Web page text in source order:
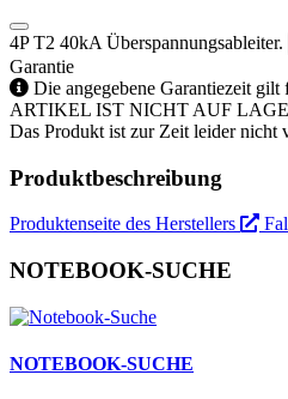
4P T2 40kA Überspannungsableiter.
Garantie
Die angegebene Garantiezeit gilt
ARTIKEL IST NICHT AUF
Das Produkt ist zur Zeit leider nicht
Produktbeschreibung
Produktenseite des Herstellers
NOTEBOOK-SUCHE
NOTEBOOK-SUCHE